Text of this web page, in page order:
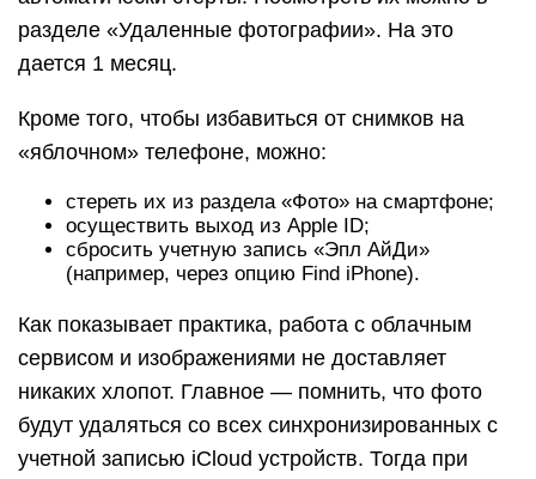
разделе «Удаленные фотографии». На это
дается 1 месяц.
Кроме того, чтобы избавиться от снимков на
«яблочном» телефоне, можно:
стереть их из раздела «Фото» на смартфоне;
осуществить выход из Apple ID;
сбросить учетную запись «Эпл АйДи»
(например, через опцию Find iPhone).
Как показывает практика, работа с облачным
сервисом и изображениями не доставляет
никаких хлопот. Главное — помнить, что фото
будут удаляться со всех синхронизированных с
учетной записью iCloud устройств. Тогда при